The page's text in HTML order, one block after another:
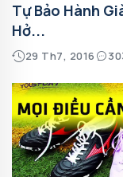
Tự Bảo Hành
Hở...
29 Th7, 2016